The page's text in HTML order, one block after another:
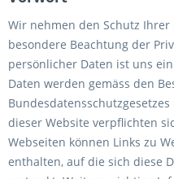
Wir nehmen den Schutz
besondere Beachtung der
persönlicher Daten ist uns
Daten werden gemäss den
dieser Website verpflichten
Webseiten können Links zu
enthalten, auf die sich diese